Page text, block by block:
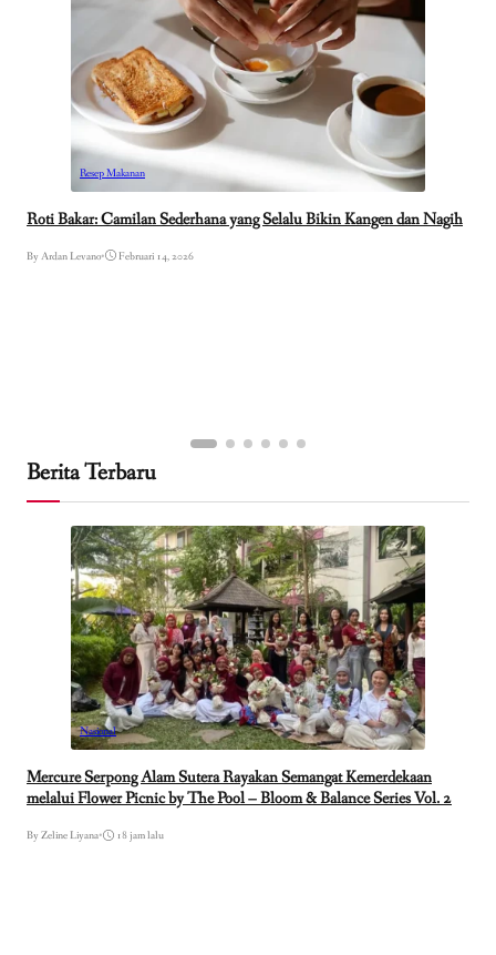
Resep Makanan
Roti Bakar: Camilan Sederhana yang Selalu Bikin Kangen dan Nagih
By Ardan Levano• Februari 14, 2026
Berita Terbaru
Nasional
Mercure Serpong Alam Sutera Rayakan Semangat Kemerdekaan
melalui Flower Picnic by The Pool – Bloom & Balance Series Vol. 2
By Zeline Liyana• 18 jam lalu